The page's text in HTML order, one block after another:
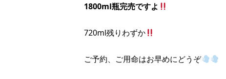
1800ml瓶完売ですよ
720ml残りわずか
ご予約、ご用命はお早めにどうぞ